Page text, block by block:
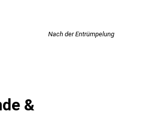
Nach der Entrümpelung
&